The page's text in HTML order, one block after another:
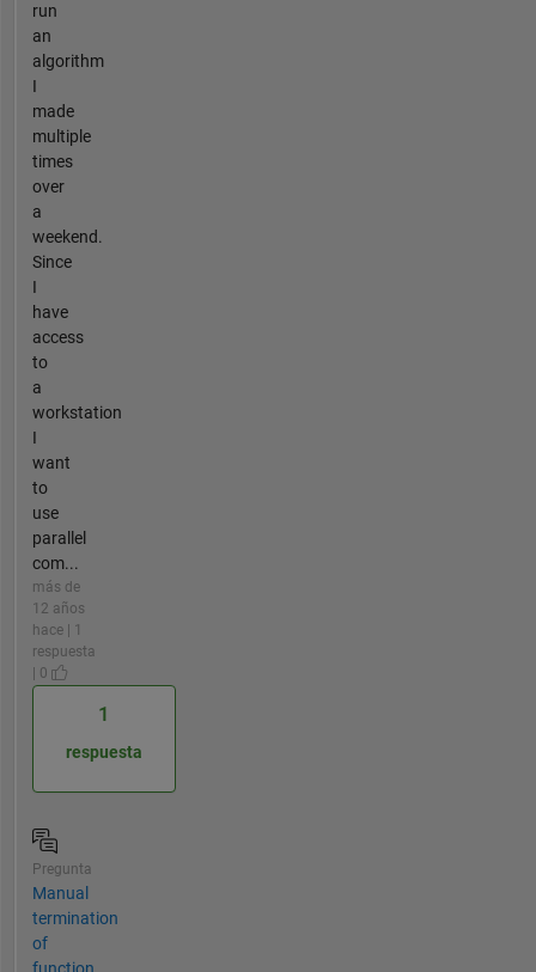
run
an
algorithm
I
made
multiple
times
over
a
weekend.
Since
I
have
access
to
a
workstation
I
want
to
use
parallel
com...
más de
12 años
hace | 1
respuesta
| 0
1
respuesta
Pregunta
Manual
termination
of